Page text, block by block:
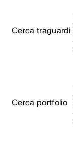
Cerca traguardi
Cerca portfolio